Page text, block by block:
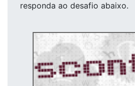
responda ao desafio abaixo.